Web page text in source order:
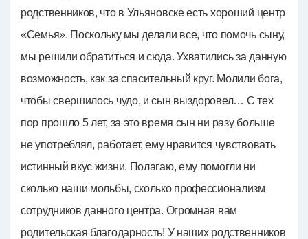
родственников, что в Ульяновске есть хороший центр
«Семья». Поскольку мы делали все, что помочь сыну,
мы решили обратиться и сюда. Ухватились за данную
возможность, как за спасительный круг. Молили бога,
чтобы свершилось чудо, и сын выздоровел… С тех
пор прошло 5 лет, за это время сын ни разу больше
не употреблял, работает, ему нравится чувствовать
истинный вкус жизни. Полагаю, ему помогли ни
сколько наши мольбы, сколько профессионализм
сотрудников данного центра. Огромная вам
родительская благодарность! У наших родственников